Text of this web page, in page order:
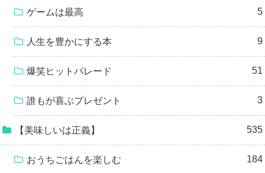
ゲームは最高 5
人生を豊かにする本 9
爆笑ヒットパレード 51
誰もが喜ぶプレゼント 3
【美味しいは正義】 535
おうちごはんを楽しむ 184